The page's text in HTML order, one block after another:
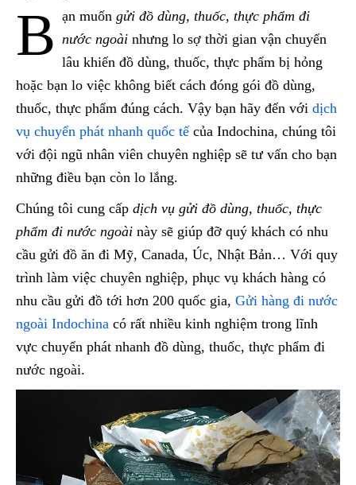
B ạn muốn gửi đồ dùng, thuốc, thực phẩm đi
nước ngoài nhưng lo sợ thời gian vận chuyển
lâu khiến đồ dùng, thuốc, thực phẩm bị hỏng
hoặc bạn lo việc không biết cách đóng gói đồ dùng,
thuốc, thực phẩm đúng cách. Vậy bạn hãy đến với dịch
vụ chuyển phát nhanh quốc tếcủa Indochina, chúng tôi
với đội ngũ nhân viên chuyên nghiệp sẽ tư vấn cho bạn
những điều bạn còn lo lắng.
Chúng tôi cung cấp dịch vụ gửi đồ dùng, thuốc, thực
phẩm đi nước ngoài này sẽ giúp đỡ quý khách có nhu
cầu gửi đồ ăn đi Mỹ, Canada, Úc, Nhật Bản… Với quy
trình làm việc chuyên nghiệp, phục vụ khách hàng có
nhu cầu gửi đồ tới hơn 200 quốc gia, Gửi hàng đi nước
ngoài Indochina có rất nhiều kinh nghiệm trong lĩnh
vực chuyển phát nhanh đồ dùng, thuốc, thực phẩm đi
nước ngoài.